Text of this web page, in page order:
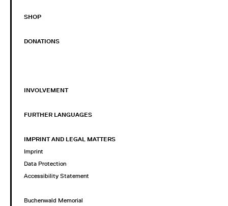
SHOP
DONATIONS
INVOLVEMENT
FURTHER LANGUAGES
IMPRINT AND LEGAL MATTERS
Imprint
Data Protection
Accessibility Statement
Buchenwald Memorial